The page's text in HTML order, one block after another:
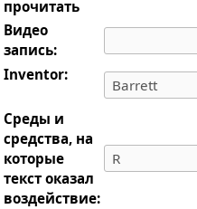
прочитать
Видео
запись:
Inventor:
Среды и
средства, на
которые
текст оказал
воздействие: